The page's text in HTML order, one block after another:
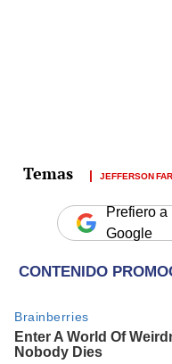
JEFFERSON
Prefiero
Google